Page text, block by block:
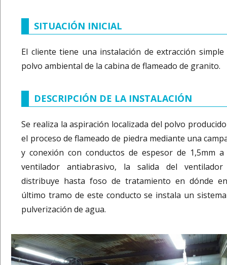
SITUACIÓN INICIAL
El cliente tiene una instalación de extracción simple
polvo ambiental de la cabina de flameado de granito.
DESCRIPCIÓN DE LA INSTALACIÓN
Se realiza la aspiración localizada del polvo
el proceso de flameado de piedra mediante una
y conexión con conductos de espesor de 1,5mm
ventilador antiabrasivo, la salida del
distribuye hasta foso de tratamiento en dónde
último tramo de este conducto se instala un
pulverización de agua.